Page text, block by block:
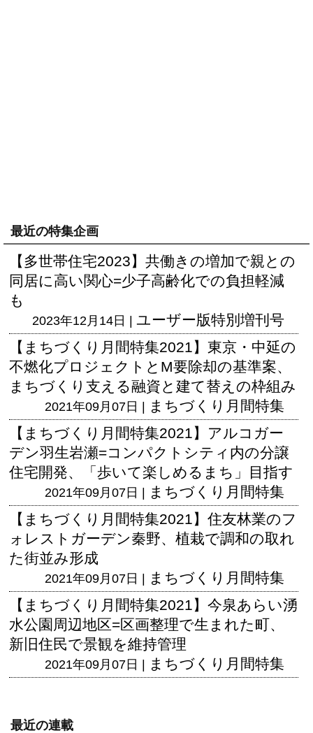
最近の特集企画
【多世帯住宅2023】共働きの増加で親との
同居に高い関心=少子高齢化での負担軽減
も
2023年12月14日 | ユーザー版特別増刊号
【まちづくり月間特集2021】東京・中延の
不燃化プロジェクトとM要除却の基準案、
まちづくり支える融資と建て替えの枠組み
2021年09月07日 | まちづくり月間特集
【まちづくり月間特集2021】アルコガー
デン羽生岩瀬=コンパクトシティ内の分譲
住宅開発、「歩いて楽しめるまち」目指す
2021年09月07日 | まちづくり月間特集
【まちづくり月間特集2021】住友林業のフ
ォレストガーデン秦野、植栽で調和の取れ
た街並み形成
2021年09月07日 | まちづくり月間特集
【まちづくり月間特集2021】今泉あらい湧
水公園周辺地区=区画整理で生まれた町、
新旧住民で景観を維持管理
2021年09月07日 | まちづくり月間特集
最近の連載